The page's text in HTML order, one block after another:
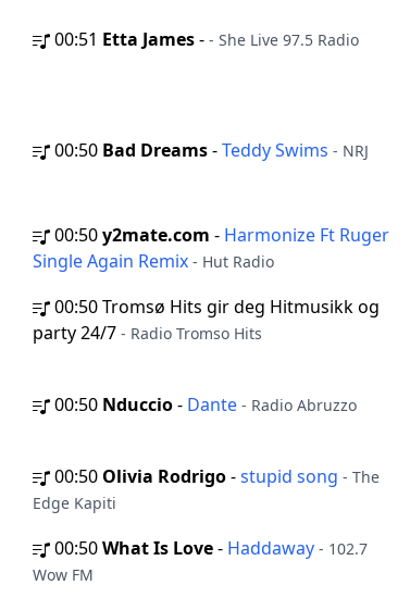
00:51 Etta James- - She Live 97.5 Radio
00:50 Bad Dreams-Teddy Swims - NRJ
00:50y2mate.com - Harmonize Ft Ruger
Single Again Remix - Hut Radio
00:50Tromsø Hits gir deg Hitmusikk og
party 24/7 - Radio Tromso Hits
00:50 Nduccio- Dante - Radio Abruzzo
00:50 Olivia Rodrigo-stupid song - The
Edge Kapiti
00:50What Is Love- Haddaway - 102.7
Wow FM